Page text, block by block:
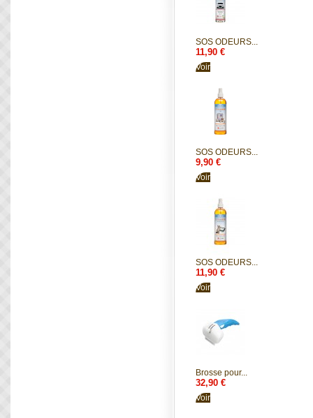
SOS ODEURS...
11,90 €
Voir
SOS ODEURS...
9,90 €
Voir
SOS ODEURS...
11,90 €
Voir
Brosse pour...
32,90 €
Voir